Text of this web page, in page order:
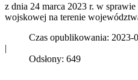
z dnia 24 marca 2023 r. w
wojskowej na terenie
Czas opublikowania: 2023-
|
Odsłony: 649